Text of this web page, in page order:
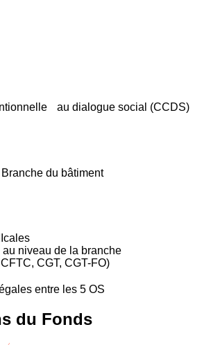
au dialogue social (CCDS)
du bâtiment
niveau de la branche
CGT, CGT-FO)
entre les 5 OS
du Fonds